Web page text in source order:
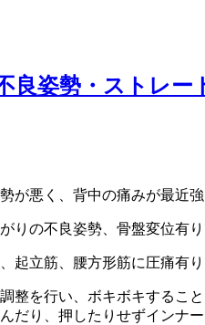
良姿勢・ストレ
が悪く、背中の痛みが最近
りの不良姿勢、骨盤変位有
起立筋、腰方形筋に圧痛有
整を行い、ボキボキするこ
だり、押したりせずインナ